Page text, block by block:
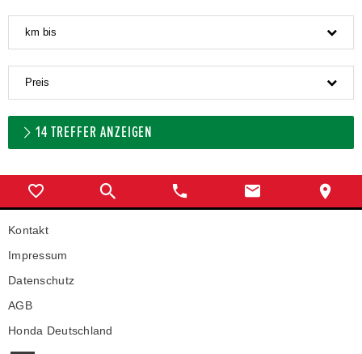
km bis
Preis
14 TREFFER ANZEIGEN
Kontakt
Impressum
Datenschutz
AGB
Honda Deutschland